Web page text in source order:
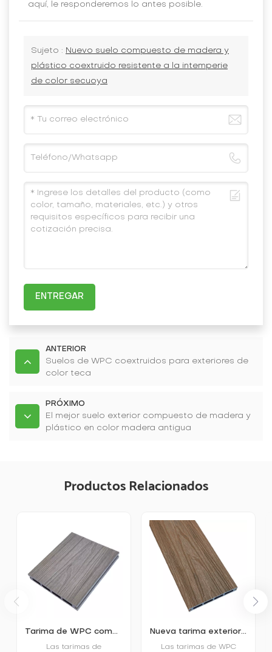
aquí, le responderemos lo antes posible.
Sujeto : Nuevo suelo compuesto de madera y
plástico coextruido resistente a la intemperie
de color secuoya
ENTREGAR
ANTERIOR
Suelos de WPC coextruidos para exteriores de
color teca
PRÓXIMO
El mejor suelo exterior compuesto de madera y
plástico en color madera antigua
Productos Relacionados
Tarima de WPC compuesta pultruida y coextruida
Las tarimas de
Nueva tarima exterior compuesta coextruida hueca cuadrada de WPC
Las tarimas de WPC